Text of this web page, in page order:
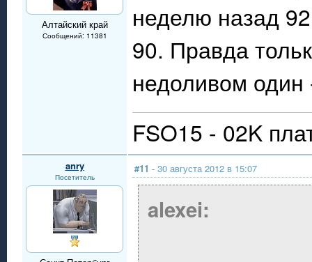
Алтайский край
Сообщений: 11381
неделю назад
90. Правда
недоливом один
FSO15 - 02K
anry
Посетитель
#11 - 30 августа 2012 в 15:07
alexei: